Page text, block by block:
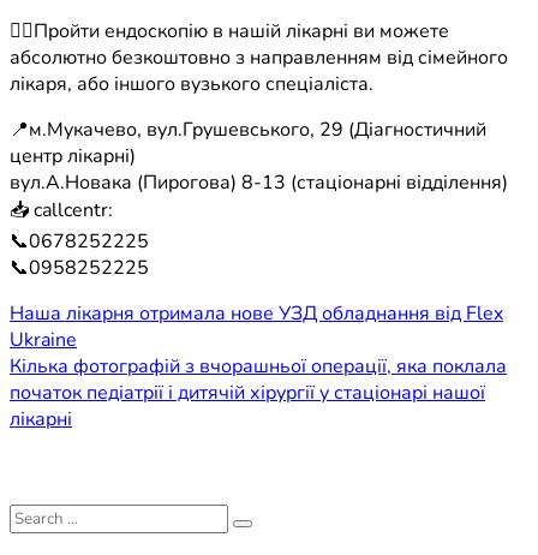
☝🏻Пройти ендоскопію в нашій лікарні ви можете
абсолютно безкоштовно з направленням від сімейного
лікаря, або іншого вузького спеціаліста.
📍м.Мукачево, вул.Грушевського, 29 (Діагностичний
центр лікарні)
вул.А.Новака (Пирогова) 8-13 (стаціонарні відділення)
📥 callcentr:
📞0678252225
📞0958252225
Навігація
записів
Наша лікарня отримала нове УЗД обладнання від Flex
Ukraine
Кілька фотографій з вчорашньої операції, яка поклала
початок педіатрії і дитячій хірургії у стаціонарі нашої
лікарні
Search